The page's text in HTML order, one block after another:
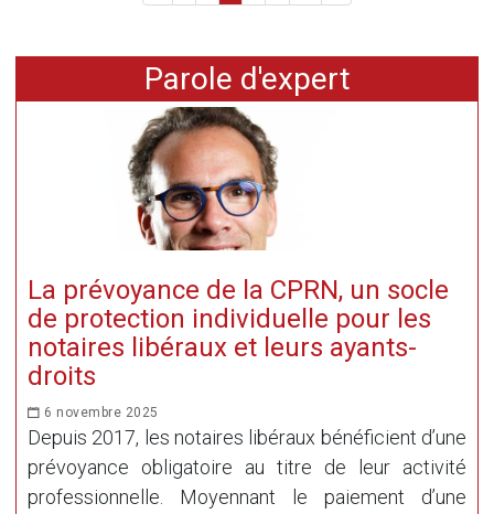
Parole d'expert
La prévoyance de la CPRN, un socle
de protection individuelle pour les
notaires libéraux et leurs ayants-
droits
6 novembre 2025
Depuis 2017, les notaires libéraux bénéficient d’une
prévoyance obligatoire au titre de leur activité
professionnelle. Moyennant le paiement d’une